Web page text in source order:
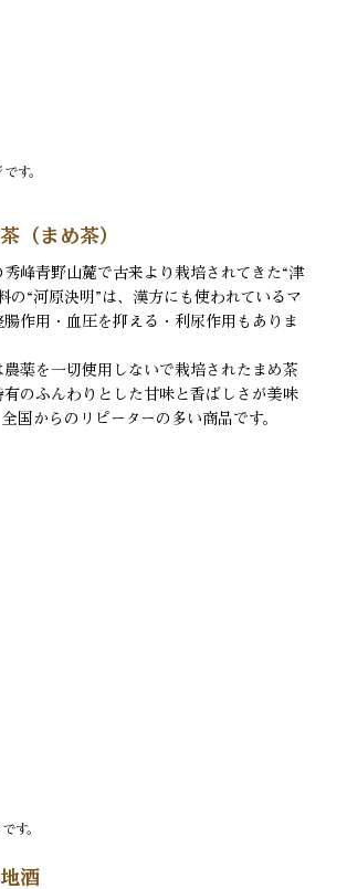
す。
（まめ茶）
峰青野山麓で古来より栽培されてきた“津
の“河原決明”は、漢方にも使われているマ
腸作用・血圧を抑える・利尿作用もありま
薬を一切使用しないで栽培されたまめ茶
有のふんわりとした甘味と香ばしさが美味
国からのリピーターの多い商品です。
す。
酒